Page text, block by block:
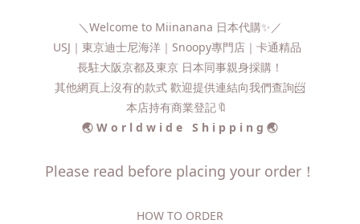
＼Welcome to Miinanana 日本代購✨／
USJ｜東京迪士尼海洋｜Snoopy專門店｜卡通精品
長駐大阪京都及東京 日本同事親身採購！
其他網頁上沒有的款式 歡迎提供連結向我們查詢📨​
本店持有商業登記🔖
🌏 W o r l d w i d e S h i p p i n g 🌏
Please read before placing your order！
HOW TO ORDER​